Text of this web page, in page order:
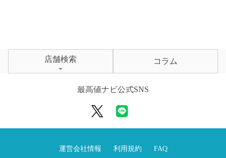
店舗検索 コラム
最高値ナビ公式SNS
運営会社情報 利用規約 FAQ